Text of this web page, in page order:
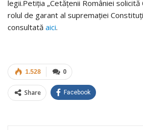
legii.Petiția „Cetățenii României solicită
rolul de garant al supremației
consultată aici.
0
1.528
Share Facebook